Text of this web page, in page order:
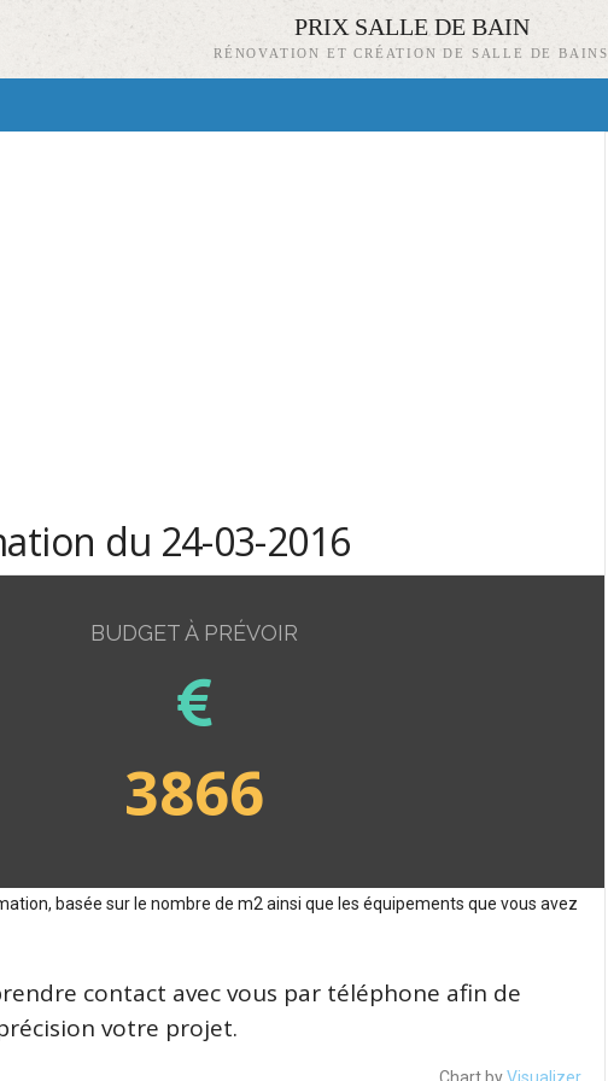
PRIX SALLE DE BAIN
RÉNOVATION ET CRÉATION DE SALLE DE BAINS
du 24-03-2016
BUDGET À PRÉVOIR
3866
basée sur le nombre de m2 ainsi que les équipements que vous avez
contact avec vous par téléphone afin de
votre projet.
Chart byVisualizer